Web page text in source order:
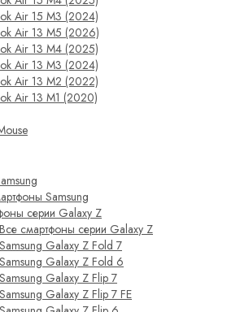
Air 15 M3 (2024)
Air 13 M5 (2026)
Air 13 M4 (2025)
Air 13 M3 (2024)
Air 13 M2 (2022)
Air 13 M1 (2020)
Samsung
серии Galaxy Z
Все смартфоны серии Galaxy Z
Samsung Galaxy Z Fold 7
Samsung Galaxy Z Fold 6
Samsung Galaxy Z Flip 7
Samsung Galaxy Z Flip 7 FE